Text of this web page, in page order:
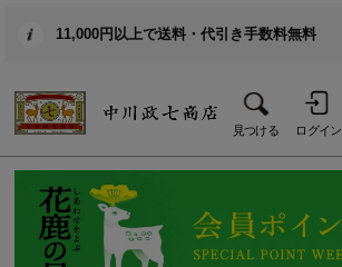
11,000円以上で送料・代引き手数料無料
見つける ログイン